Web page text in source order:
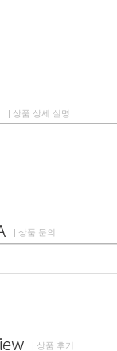
| 상품 상세 설명
| 상품 문의
| 상품 후기